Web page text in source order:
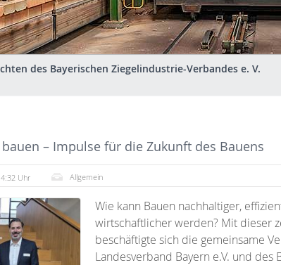
des Bayerischen Ziegelindustrie-Verbandes e. V.
– Impulse für die Zukunft des Bauens
Uhr Allgemein
Wie kann Bauen nachhaltiger,
wirtschaftlicher werden? Mit dieser
beschäftigte sich die gemeinsame
Landesverband Bayern e.V. und